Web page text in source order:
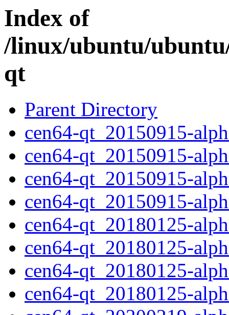
Index of
/linux/ubuntu/
qt
Parent Directory
cen64-qt_20150915-
cen64-qt_20150915-
cen64-qt_20150915-
cen64-qt_20150915-
cen64-qt_20180125-
cen64-qt_20180125-
cen64-qt_20180125-
cen64-qt_20180125-